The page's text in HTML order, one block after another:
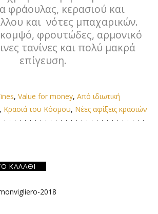
φράουλας, κερασιού και
και νότες μπαχαρικών.
φρουτώδες, αρμονικό
τανίνες και πολύ μακρά
επίγευση.
, Value for money, Από ιδιωτική
, Κρασιά του Κόσμου, Νέες αφίξεις κρασιών
ΚΑΛΆΘΙ
2018